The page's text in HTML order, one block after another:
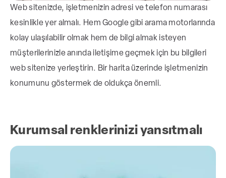
Web sitenizde, işletmenizin adresi ve telefon numarası
kesinlikle yer almalı. Hem Google gibi arama motorlarında
kolay ulaşılabilir olmak hem de bilgi almak isteyen
müşterilerinizle anında iletişime geçmek için bu bilgileri
web sitenize yerleştirin. Bir harita üzerinde işletmenizin
konumunu göstermek de oldukça önemli.
Kurumsal renklerinizi yansıtmalı